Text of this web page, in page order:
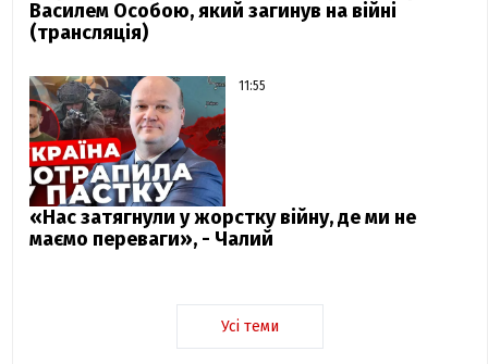
Василем Особою, який загинув на війні
(трансляція)
11:55
«Нас затягнули у жорстку війну, де ми не
маємо переваги», - Чалий
Усі теми